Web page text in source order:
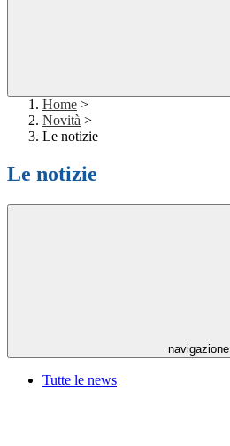
Home >
Novità >
Le notizie
Le notizie
navigazione
Tutte le news